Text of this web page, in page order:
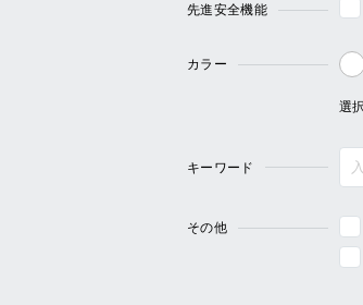
先進安全機能
カラー
キーワード
その他